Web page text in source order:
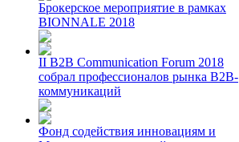
Брокерское мероприятие в рамках
BIONNALE 2018
II B2B Communication Forum 2018
собрал профессионалов рынка B2B-
коммуникаций
Фонд содействия инновациям и